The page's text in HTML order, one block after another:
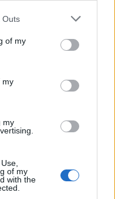
Outs
of my
my
my
of my
with the